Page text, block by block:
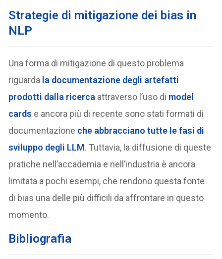
Strategie di mitigazione dei bias in
NLP
Una forma di mitigazione di questo problema
riguarda la documentazione degli artefatti
prodotti dalla ricerca attraverso l’uso di model
cards e ancora più di recente sono stati formati di
documentazione che abbracciano tutte le fasi di
sviluppo degli LLM. Tuttavia, la diffusione di queste
pratiche nell’accademia e nell’industria è ancora
limitata a pochi esempi, che rendono questa fonte
di bias una delle più difficili da affrontare in questo
momento.
Bibliografia